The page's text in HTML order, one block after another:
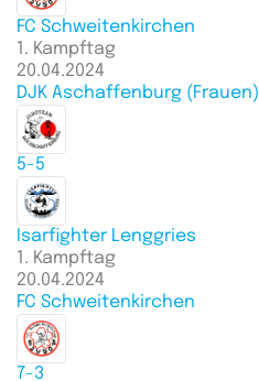
FC Schweitenkirchen
1. Kampftag
20.04.2024
DJK Aschaffenburg (Frauen)
5-5
Isarfighter Lenggries
1. Kampftag
20.04.2024
FC Schweitenkirchen
7-3